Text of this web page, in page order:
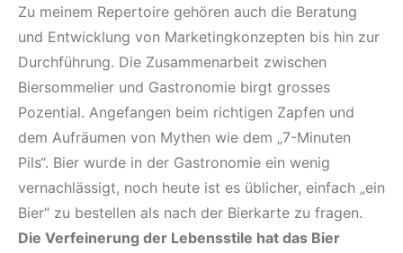
Zu meinem Repertoire gehören auch die Beratung
und Entwicklung von Marketingkonzepten bis hin zur
Durchführung. Die Zusammenarbeit zwischen
Biersommelier und Gastronomie birgt grosses
Pozential. Angefangen beim richtigen Zapfen und
dem Aufräumen von Mythen wie dem „7-Minuten
Pils“. Bier wurde in der Gastronomie ein wenig
vernachlässigt, noch heute ist es üblicher, einfach „ein
Bier“ zu bestellen als nach der Bierkarte zu fragen.
Die Verfeinerung der Lebensstile hat das Bier